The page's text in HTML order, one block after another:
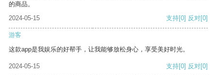
的商品。
2024-05-15
支持[0] 反对[0]
游客
这款app是我娱乐的好帮手，让我能够放松身心，享受美好时光。
2024-05-15 支持[0] 反对[0]